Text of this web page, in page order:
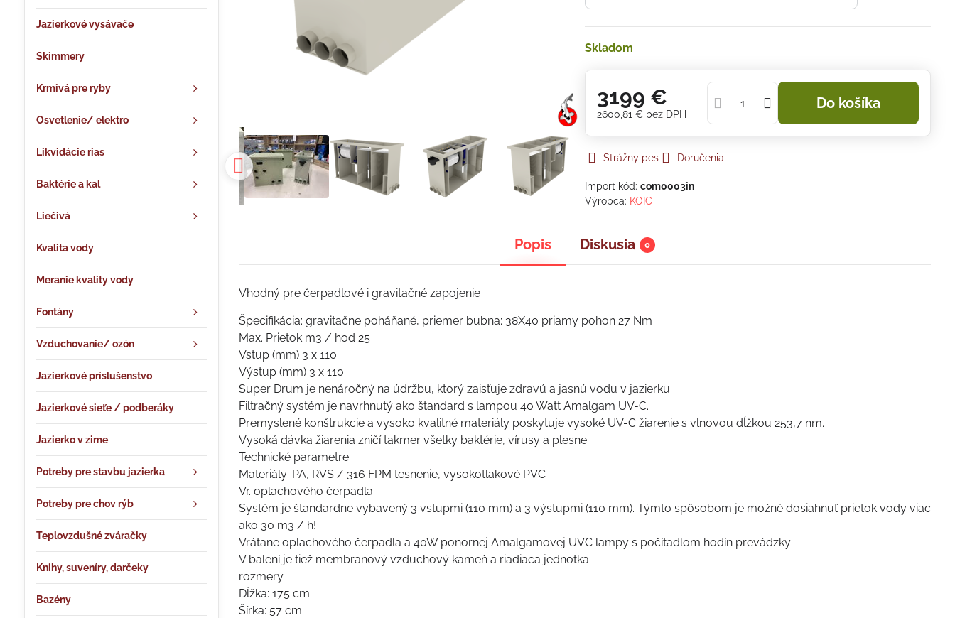
Skladom
3199 €
2600,81 € bez DPH
Do košíka
Strážny pes Doručenia
Import kód:com0003in
Výrobca: KOIC
Popis Diskusia 0
Vhodný pre čerpadlové i gravitačné zapojenie
Špecifikácia: gravitačne poháňané, priemer bubna: 38X40 priamy pohon 27 Nm
Max. Prietok m3 / hod 25
Vstup (mm) 3 x 110
Výstup (mm) 3 x 110
Super Drum je nenáročný na údržbu, ktorý zaisťuje zdravú a jasnú vodu v jazierku.
Filtračný systém je navrhnutý ako štandard s lampou 40 Watt Amalgam UV-C.
Premyslené konštrukcie a vysoko kvalitné materiály poskytuje vysoké UV-C žiarenie s vlnovou dĺžkou 253,7 nm.
Vysoká dávka žiarenia zničí takmer všetky baktérie, vírusy a plesne.
Technické parametre:
Materiály: PA, RVS / 316 FPM tesnenie, vysokotlakové PVC
Vr. oplachového čerpadla
Systém je štandardne vybavený 3 vstupmi (110 mm) a 3 výstupmi (110 mm). Týmto spôsobom je možné dosiahnuť prietok vody viac
ako 30 m3 / h!
Vrátane oplachového čerpadla a 40W ponornej Amalgamovej UVC lampy s počítadlom hodín prevádzky
V balení je tiež membranový vzduchový kameň a riadiaca jednotka
rozmery
Dĺžka: 175 cm
Šírka: 57 cm
Jazierkové vysávače
Skimmery
Krmivá pre ryby
Osvetlenie/ elektro
Likvidácie rias
Baktérie a kal
Liečivá
Kvalita vody
Meranie kvality vody
Fontány
Vzduchovanie/ ozón
Jazierkové príslušenstvo
Jazierkové sieťe / podberáky
Jazierko v zime
Potreby pre stavbu jazierka
Potreby pre chov rýb
Teplovzdušné zváračky
Knihy, suveníry, darčeky
Bazény